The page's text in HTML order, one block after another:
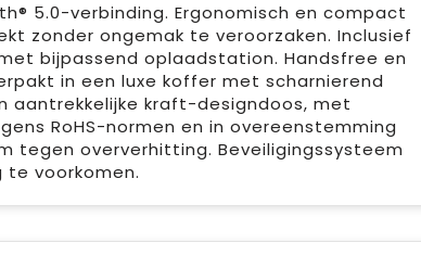
5.0-verbinding. Ergonomisch en compact
zonder ongemak te veroorzaken. Inclusief
bijpassend oplaadstation. Handsfree en
in een luxe koffer met scharnierend
aantrekkelijke kraft-designdoos, met
RoHS-normen en in overeenstemming
tegen oververhitting. Beveiligingssysteem
te voorkomen.